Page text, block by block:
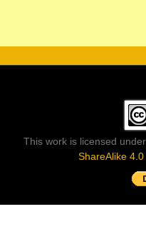
This work is licensed
ShareAlike